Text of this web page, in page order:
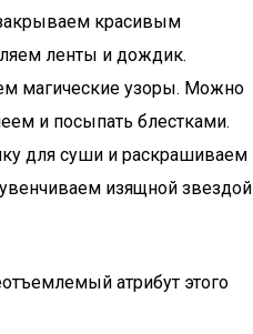
красивым
ленты и дождик.
магические узоры. Можно
и посыпать блестками.
для суши и раскрашиваем
изящной звездой
атрибут этого